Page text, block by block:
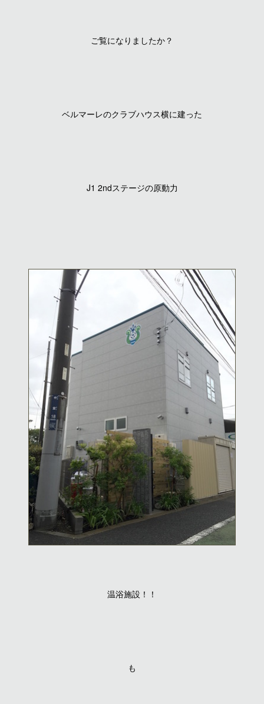
ご覧になりましたか？
ベルマーレのクラブハウス横に建った
J1 2ndステージの原動力
温浴施設！！
も